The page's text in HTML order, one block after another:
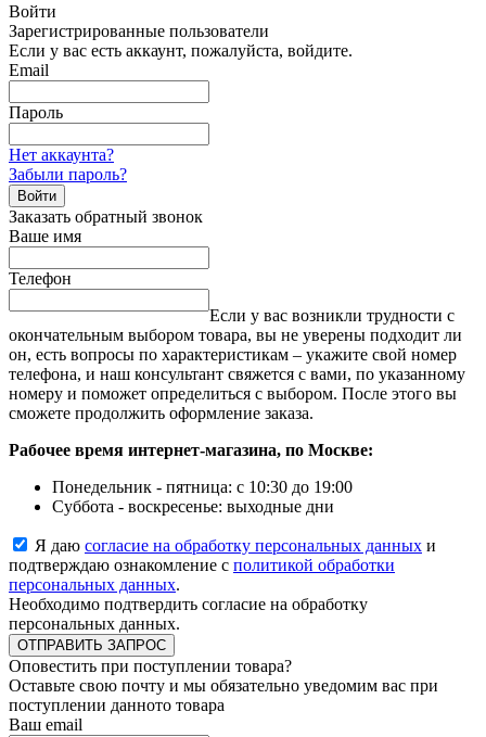
Войти
Зарегистрированные пользователи
Если у вас есть аккаунт, пожалуйста, войдите.
Email
Пароль
Нет аккаунта?
Забыли пароль?
Войти
Заказать обратный звонок
Ваше имя
Телефон
Если у вас возникли трудности с
окончательным выбором товара, вы не уверены подходит ли
он, есть вопросы по характеристикам – укажите свой номер
телефона, и наш консультант свяжется с вами, по указанному
номеру и поможет определиться с выбором. После этого вы
сможете продолжить оформление заказа.
Рабочее время интернет-магазина, по Москве:
Понедельник - пятница: с 10:30 до 19:00
Суббота - воскресенье: выходные дни
Я даю согласие на обработку персональных данных и
подтверждаю ознакомление с политикой обработки
персональных данных.
Необходимо подтвердить согласие на обработку
персональных данных.
ОТПРАВИТЬ ЗАПРОС
Оповестить при поступлении товара?
Оставьте свою почту и мы обязательно уведомим вас при
поступлении данното товара
Ваш email